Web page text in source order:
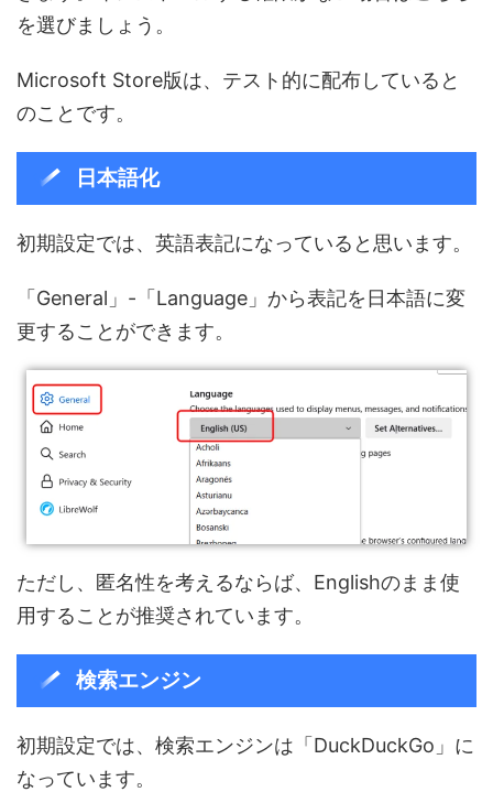
を選びましょう。
Microsoft Store版は、テスト的に配布していると
のことです。
日本語化
初期設定では、英語表記になっていると思います。
「General」-「Language」から表記を日本語に変
更することができます。
ただし、匿名性を考えるならば、Englishのまま使
用することが推奨されています。
検索エンジン
初期設定では、検索エンジンは「DuckDuckGo」に
なっています。